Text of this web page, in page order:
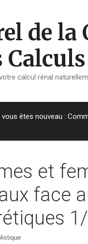
de la
calcul rénal
vous êtes nouveau :
et
face